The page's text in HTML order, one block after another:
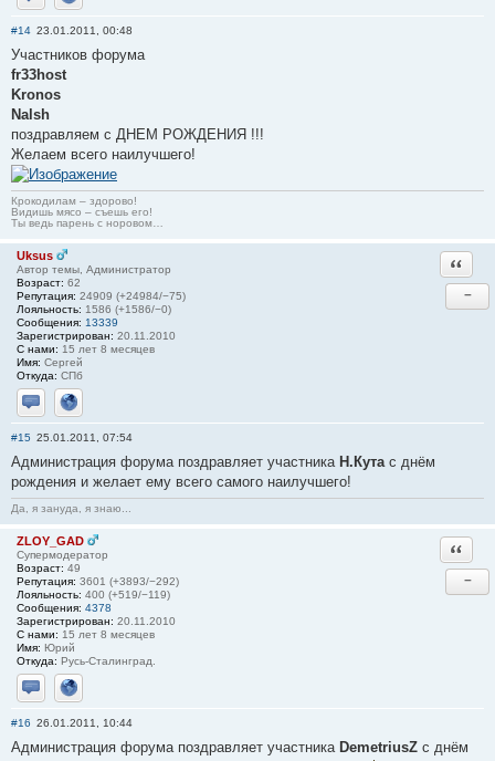
Отправить личное сообщение
Сайт
#14 23.01.2011, 00:48
Участников форума
fr33host
Kronos
Nalsh
поздравляем с ДНЕМ РОЖДЕНИЯ !!!
Желаем всего наилучшего!
Крокодилам – здорово!
Видишь мясо – съешь его!
Ты ведь парень с норовом…
Uksus
Автор темы, Администратор
Возраст: 62
Репутация: 24909 (+24984/−75)
Лояльность: 1586 (+1586/−0)
Сообщения: 13339
Зарегистрирован: 20.11.2010
С нами: 15 лет 8 месяцев
Имя: Сергей
Откуда: СПб
Отправить личное сообщение
Сайт
−
#15 25.01.2011, 07:54
Администрация форума поздравляет участника Н.Кутас днём
рождения и желает ему всего самого наилучшего!
Да, я зануда, я знаю...
ZLOY_GAD
Супермодератор
Возраст: 49
Репутация: 3601 (+3893/−292)
Лояльность: 400 (+519/−119)
Сообщения: 4378
Зарегистрирован: 20.11.2010
С нами: 15 лет 8 месяцев
Имя: Юрий
Откуда: Русь-Сталинград.
Отправить личное сообщение
Сайт
−
#16 26.01.2011, 10:44
Администрация форума поздравляет участника DemetriusZ с днём